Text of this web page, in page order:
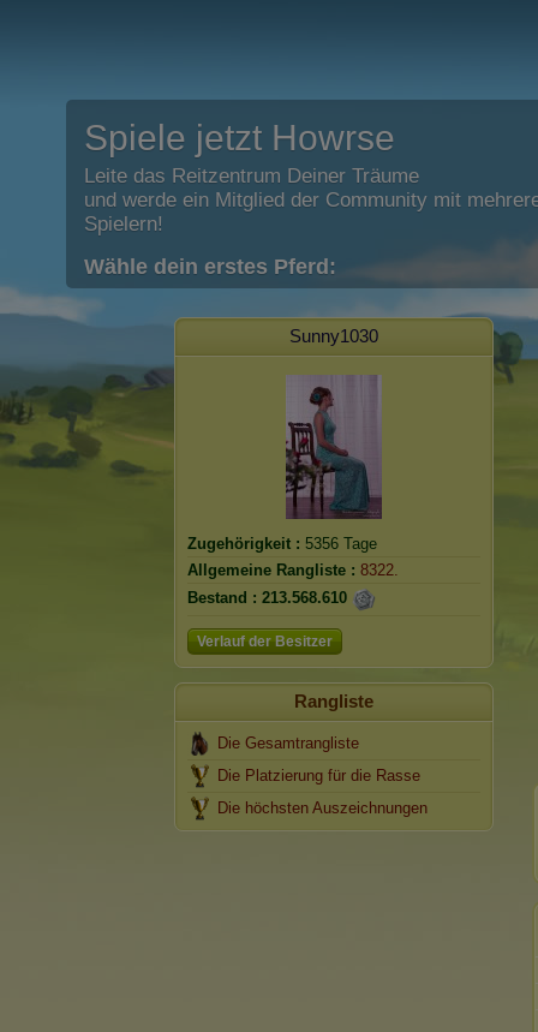
Spiele jetzt Howrse
Leite das Reitzentrum Deiner Träume
und werde ein Mitglied der Community mit
Spielern!
Wähle dein erstes Pferd:
Sunny1030
Zugehörigkeit : 5356 Tage
Allgemeine Rangliste : 8322.
Bestand : 213.568.610
Verlauf der Besitzer
Rangliste
Die Gesamtrangliste
Die Platzierung für die Rasse
Die höchsten Auszeichnungen